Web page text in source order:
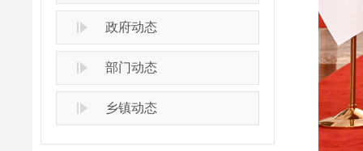
政府动态
部门动态
乡镇动态